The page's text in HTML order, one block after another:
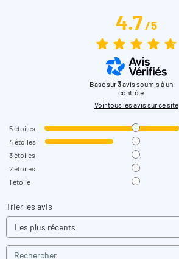
4.7/5
Basé sur3avis soumis à un
contrôle
Voir tous les avis sur ce site
5étoiles
4 étoiles
3étoiles
2étoiles
1 étoile
Trier les avis